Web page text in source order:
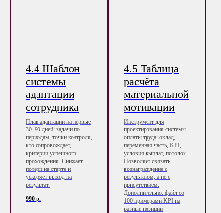
4.4 Шаблон
системы
адаптации
сотрудника
План адаптации на первые
30–90 дней: задачи по
периодам, точки контроля,
кто сопровождает,
критерии успешного
прохождения. Снижает
потери на старте и
ускоряет выход на
результат.
990 р.
4.5 Таблица
расчёта
материальной
мотивации
Инструмент для
проектирования системы
оплаты труда: оклад,
переменная часть, KPI,
условия выплат, потолок.
Позволяет связать
вознаграждение с
результатом, а не с
присутствием.
Дополнительно: файл со
100 примерами KPI на
разные позиции